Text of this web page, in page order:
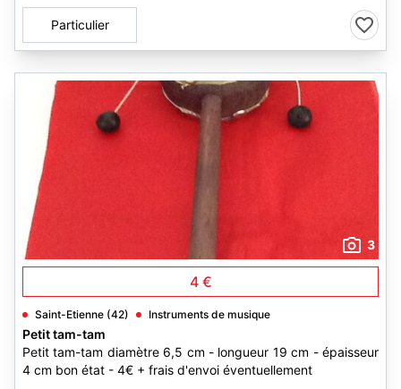
Particulier
3
4 €
Saint-Etienne (42) Instruments de musique
Petit tam-tam
Petit tam-tam diamètre 6,5 cm - longueur 19 cm - épaisseur
4 cm bon état - 4€ + frais d'envoi éventuellement